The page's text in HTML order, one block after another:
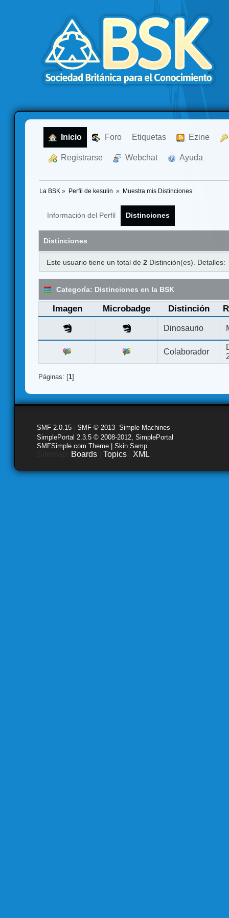
Inicio Foro Etiquetas Ezine
Registrarse Webchat Ayuda
La BSK » Perfil de kesulin » Muestra mis Distinciones
Información del Perfil Distinciones
Distinciones
Este usuario tiene un total de2 Distinción(es). Detalles:
Categoría: Distinciones en la BSK
Imagen Microbadge Distinción
Dinosaurio
Colaborador
Páginas: [1]
SMF 2.0.15 SMF © 2013 Simple Machines
SimplePortal 2.3.5 © 2008-2012, SimplePortal
SMFSimple.com Theme | Skin Samp
Boards Topics XML